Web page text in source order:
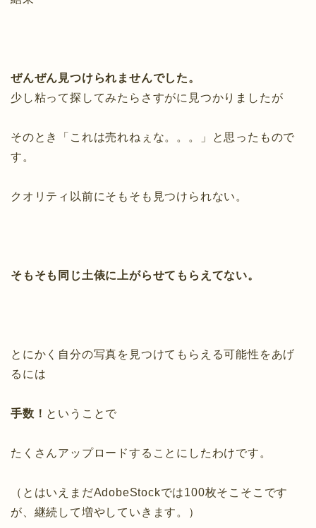
ぜんぜん見つけられませんでした。
少し粘って探してみたらさすがに見つかりましたが
そのとき「これは売れねぇな。。。」と思ったもので
す。
クオリティ以前にそもそも見つけられない。
そもそも同じ土俵に上がらせてもらえてない。
とにかく自分の写真を見つけてもらえる可能性をあげ
るには
手数！ ということで
たくさんアップロードすることにしたわけです。
（とはいえまだAdobeStockでは100枚そこそこです
が、継続して増やしていきます。）